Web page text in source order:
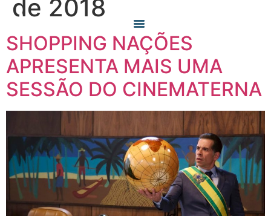
de 2018
SHOPPING NAÇÕES
APRESENTA MAIS UMA
SESSÃO DO CINEMATERNA